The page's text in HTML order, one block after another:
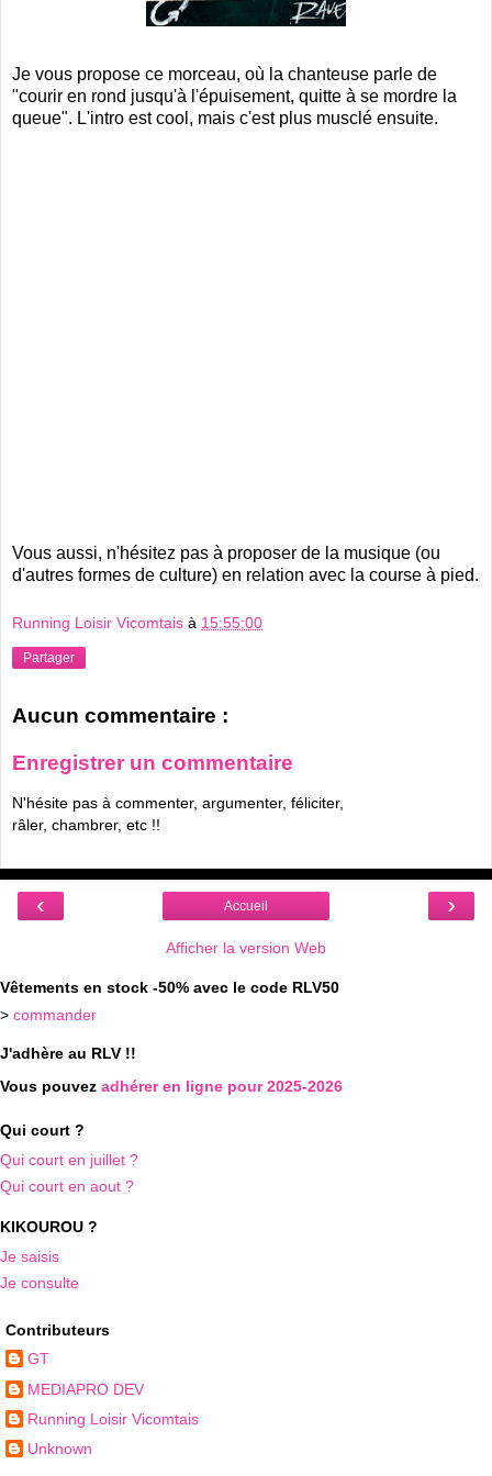
Je vous propose ce morceau, où la chanteuse parle de
"courir en rond jusqu'à l'épuisement, quitte à se mordre la
queue". L'intro est cool, mais c'est plus musclé ensuite.
Vous aussi, n'hésitez pas à proposer de la musique (ou
d'autres formes de culture) en relation avec la course à pied.
Running Loisir Vicomtais à 15:55:00
Partager
Aucun commentaire :
Enregistrer un commentaire
N'hésite pas à commenter, argumenter, féliciter,
râler, chambrer, etc !!
‹ ›
Accueil
Afficher la version Web
Vêtements en stock -50% avec le code RLV50
> commander
J'adhère au RLV !!
Vous pouvez adhérer en ligne pour 2025-2026
Qui court ?
Qui court en juillet ?
Qui court en aout ?
KIKOUROU ?
Je saisis
Je consulte
Contributeurs
GT
MEDIAPRO DEV
Running Loisir Vicomtais
Unknown